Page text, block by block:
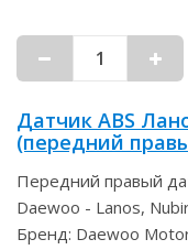
Датчик ABS
(передний
Передний правый
Daewoo - Lanos,
Бренд: Daewoo